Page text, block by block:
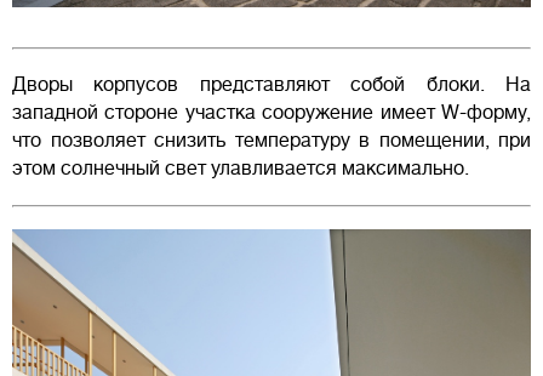
Дворы корпусов представляют собой блоки. На
западной стороне участка сооружение имеет W-форму,
что позволяет снизить температуру в помещении, при
этом солнечный свет улавливается максимально.